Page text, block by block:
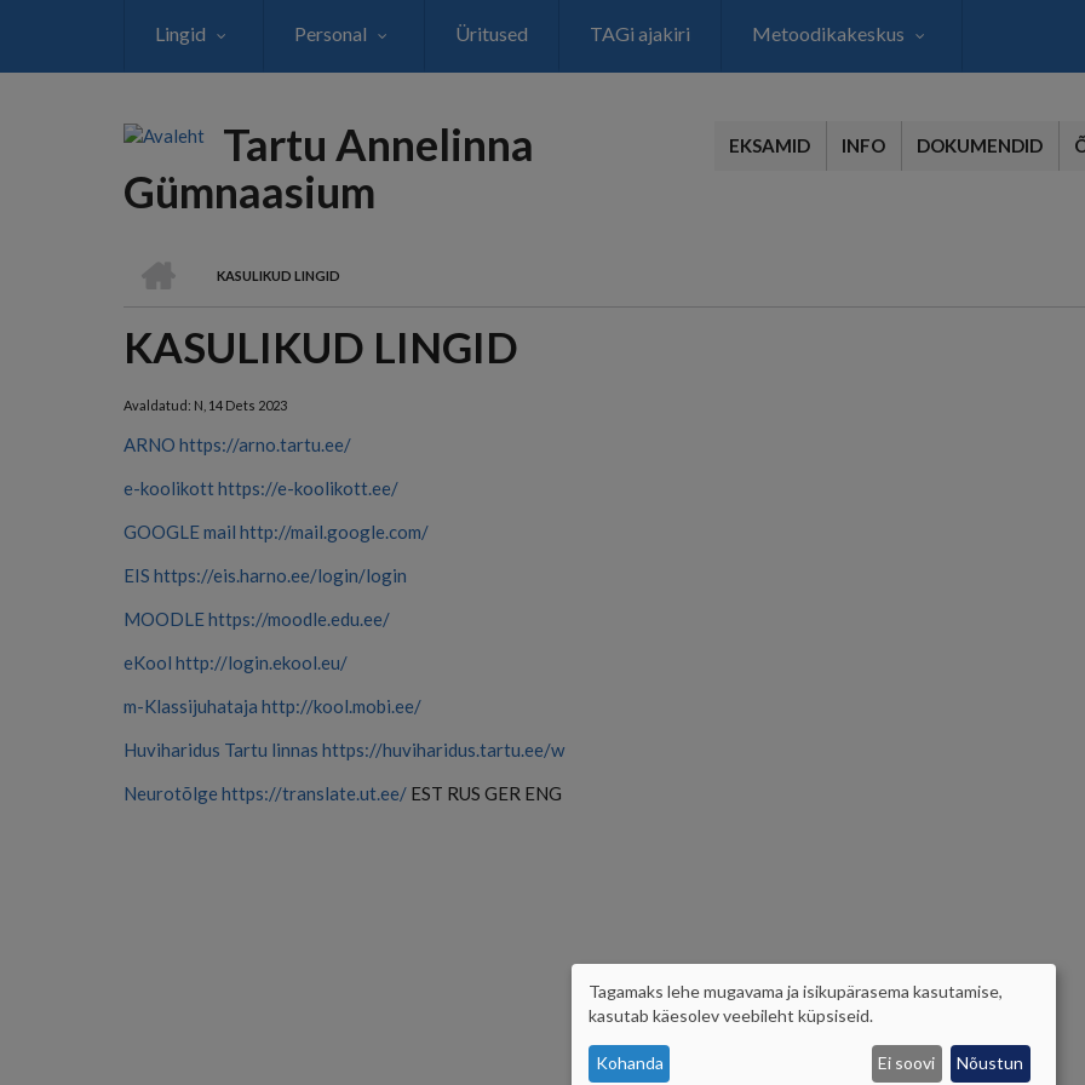
Lingid Personal Üritused TAGi ajakiri Metoodikakeskus
Tartu Annelinna
Gümnaasium
EKSAMID INFO DOKUMENDID
LEIVAPURU
KASULIKUD LINGID
KASULIKUD LINGID
Avaldatud: N, 14 Dets 2023
ARNO https://arno.tartu.ee/
e-koolikotthttps://e-koolikott.ee/
GOOGLE mail http://mail.google.com/
EIS https://eis.harno.ee/login/login
MOODLEhttps://moodle.edu.ee/
eKool http://login.ekool.eu/
m-Klassijuhataja http://kool.mobi.ee/
Huviharidus Tartu linnas https://huviharidus.tartu.ee/w
Neurotõlge https://translate.ut.ee/ EST RUS GER ENG
ISIKUANDMETE
JA
Tagamaks lehe mugavama ja isikupärasema kasutamise,
kasutab käesolev veebileht küpsiseid.
Kohanda Ei soovi Nõustun